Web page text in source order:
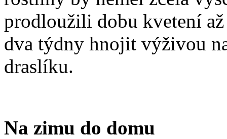
prodloužili dobu kvetení
dva týdny hnojit výživou
draslíku.
Na zimu do domu